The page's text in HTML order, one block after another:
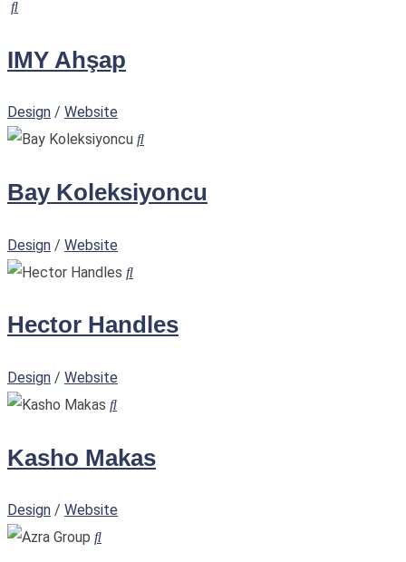
IMY Ahşap
Design / Website
Bay Koleksiyoncu
Design / Website
Hector Handles
Design / Website
Kasho Makas
Design / Website